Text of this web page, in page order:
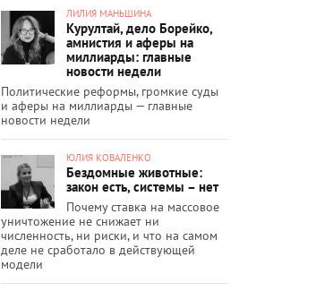
ЛИЛИЯ МАНЬШИНА
Курултай, дело Борейко,
амнистия и аферы на
миллиарды: главные
новости недели
Политические реформы, громкие суды
и аферы на миллиарды — главные
новости недели
ЮЛИЯ КОВАЛЕНКО
Бездомные животные:
закон есть, системы – нет
Почему ставка на массовое
уничтожение не снижает ни
численность, ни риски, и что на самом
деле не сработало в действующей
модели